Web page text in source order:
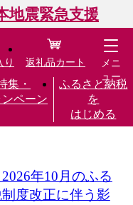
地震緊急支援
集・
ンペーン
ふるさと納税
を
はじめる
り 返礼品カート
メニ
ュー
2026年10月のふる
度改正に伴う影